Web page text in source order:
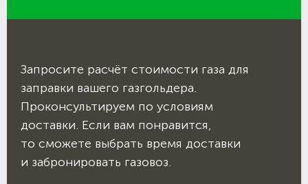
Запросите расчёт стоимости газа для
заправки вашего газгольдера.
Проконсультируем по условиям
доставки. Если вам понравится,
то сможете выбрать время доставки
и забронировать газовоз.